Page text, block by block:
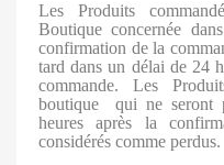
Les Produits
Boutique concernée
confirmation de la
tard dans un délai de 24
commande. Les
boutique
qui ne seront
heures après la
considérés comme perdus.